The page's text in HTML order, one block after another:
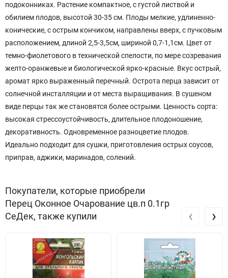
подоконниках. Растение компактное, с густой листвой и
обилием плодов, высотой 30-35 см. Плоды мелкие, удлиненно-
конические, с острым кончиком, направлены вверх, с пучковым
расположением, длиной 2,5-3,5см, шириной 0,7-1,1см. Цвет от
темно-фиолетового в технической спелости, по мере созревания
желто-оранжевые и биологической ярко-красные. Вкус острый,
аромат ярко выраженный перечный. Острота перца зависит от
солнечной инсталляции и от места выращивания. В сушеном
виде перцы так же становятся более острыми. Ценность сорта:
высокая стрессоустойчивость, длительное плодоношение,
декоративность. Одновременное разноцветие плодов.
Идеально подходит для сушки, приготовления острых соусов,
приправ, аджики, маринадов, солений.
Покупатели, которые приобрели
Перец Оконное Очарование цв.п 0.1гр
СеДек, также купили
‹ ›